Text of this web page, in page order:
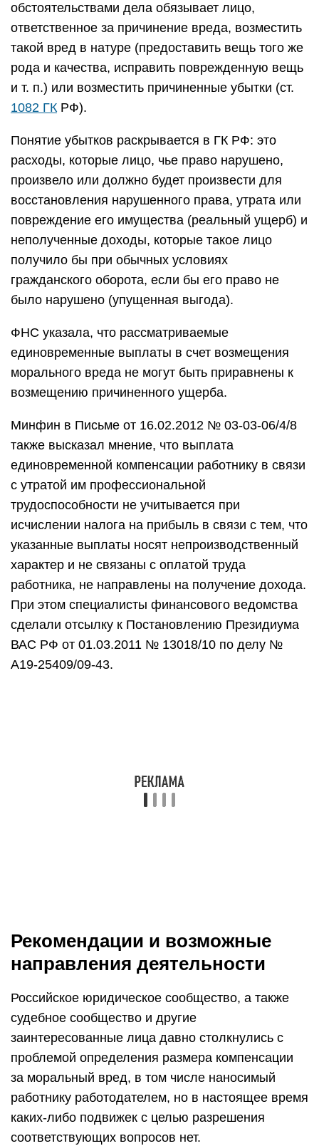
обстоятельствами дела обязывает лицо,
ответственное за причинение вреда, возместить
такой вред в натуре (предоставить вещь того же
рода и качества, исправить поврежденную вещь
и т. п.) или возместить причиненные убытки (ст.
1082 ГКРФ).
Понятие убытков раскрывается в ГК РФ: это
расходы, которые лицо, чье право нарушено,
произвело или должно будет произвести для
восстановления нарушенного права, утрата или
повреждение его имущества (реальный ущерб) и
неполученные доходы, которые такое лицо
получило бы при обычных условиях
гражданского оборота, если бы его право не
было нарушено (упущенная выгода).
ФНС указала, что рассматриваемые
единовременные выплаты в счет возмещения
морального вреда не могут быть приравнены к
возмещению причиненного ущерба.
Минфин в Письме от 16.02.2012 № 03-03-06/4/8
также высказал мнение, что выплата
единовременной компенсации работнику в связи
с утратой им профессиональной
трудоспособности не учитывается при
исчислении налога на прибыль в связи с тем, что
указанные выплаты носят непроизводственный
характер и не связаны с оплатой труда
работника, не направлены на получение дохода.
При этом специалисты финансового ведомства
сделали отсылку к Постановлению Президиума
ВАС РФ от 01.03.2011 № 13018/10 по делу №
А19-25409/09-43.
Рекомендации и возможные
направления деятельности
Российское юридическое сообщество, а также
судебное сообщество и другие
заинтересованные лица давно столкнулись с
проблемой определения размера компенсации
за моральный вред, в том числе наносимый
работнику работодателем, но в настоящее время
каких-либо подвижек с целью разрешения
соответствующих вопросов нет.